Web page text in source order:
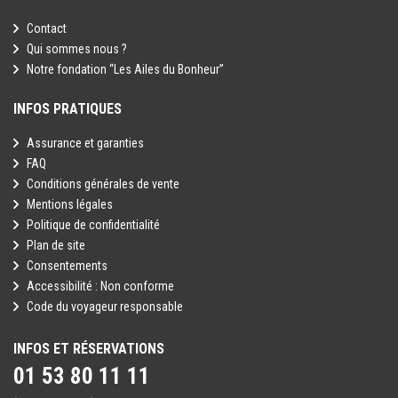
Contact
Qui sommes nous ?
Notre fondation “Les Ailes du Bonheur”
INFOS PRATIQUES
Assurance et garanties
FAQ
Conditions générales de vente
Mentions légales
Politique de confidentialité
Plan de site
Consentements
Accessibilité : Non conforme
Code du voyageur responsable
INFOS ET RÉSERVATIONS
01 53 80 11 11